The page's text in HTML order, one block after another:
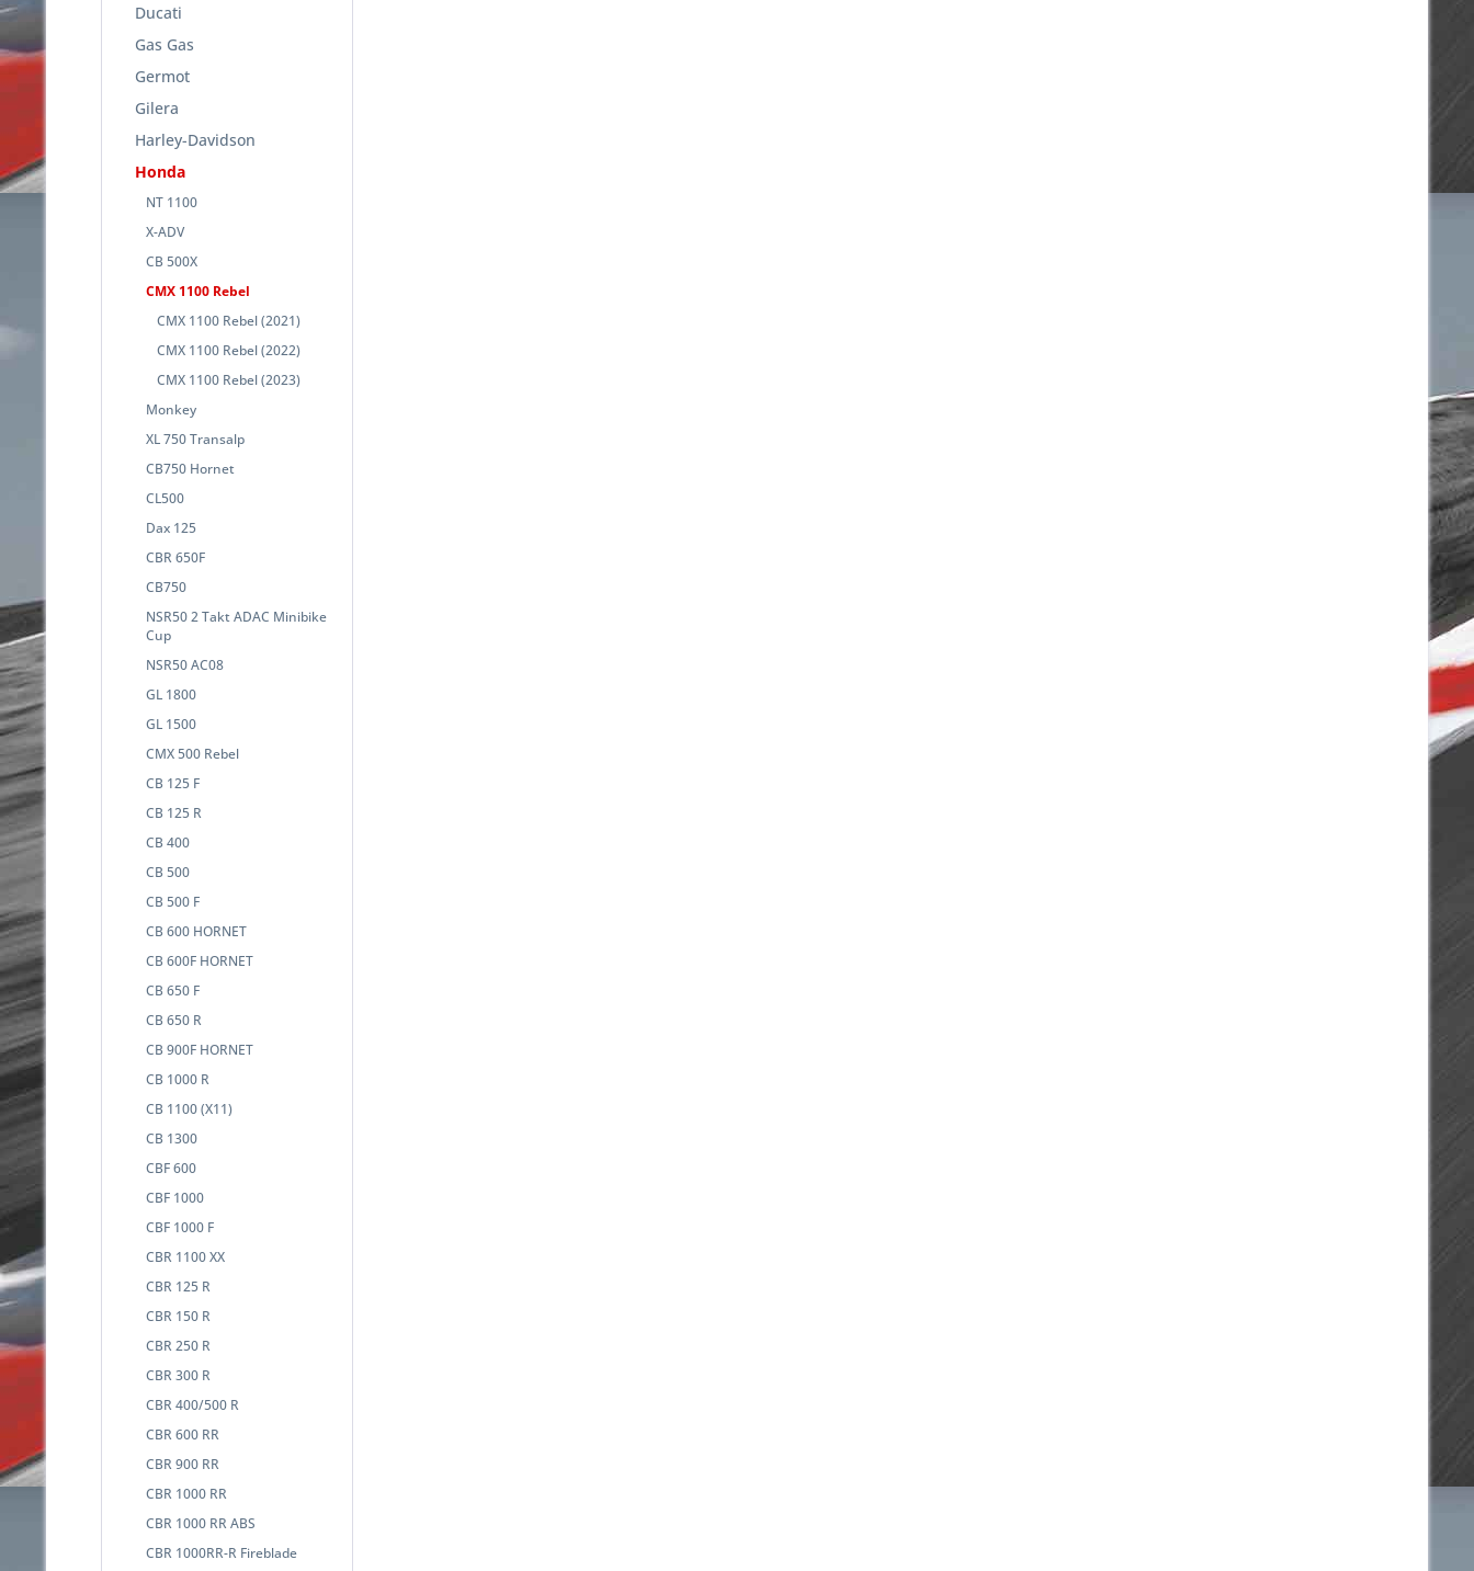
Ducati
Gas Gas
Germot
Gilera
Harley-Davidson
Honda
NT 1100
X-ADV
CB 500X
CMX 1100 Rebel
CMX 1100 Rebel (2021)
CMX 1100 Rebel (2022)
CMX 1100 Rebel (2023)
Monkey
XL 750 Transalp
CB750 Hornet
CL500
Dax 125
CBR 650F
CB750
NSR50 2 Takt ADAC Minibike
Cup
NSR50 AC08
GL 1800
GL 1500
CMX 500 Rebel
CB 125 F
CB 125 R
CB 400
CB 500
CB 500 F
CB 600 HORNET
CB 600F HORNET
CB 650 F
CB 650 R
CB 900F HORNET
CB 1000 R
CB 1100 (X11)
CB 1300
CBF 600
CBF 1000
CBF 1000 F
CBR 1100 XX
CBR 125 R
CBR 150 R
CBR 250 R
CBR 300 R
CBR 400/500 R
CBR 600 RR
CBR 900 RR
CBR 1000 RR
CBR 1000 RR ABS
CBR 1000RR-R Fireblade